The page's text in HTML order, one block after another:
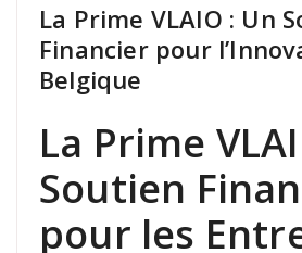
La Prime VLAIO : Un
Financier pour
Belgique
La Prime
Soutien
pour les